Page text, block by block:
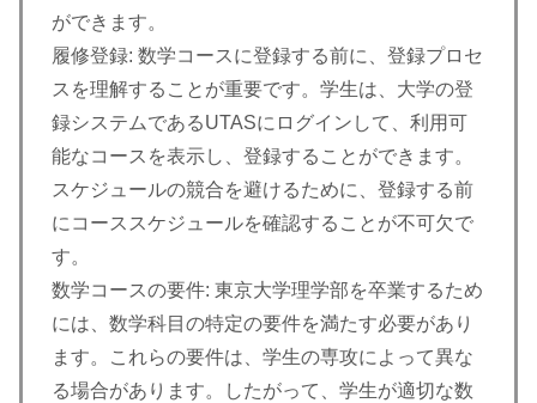
ができます。
履修登録: 数学コースに登録する前に、登録プロセ
スを理解することが重要です。学生は、大学の登
録システムであるUTASにログインして、利用可
能なコースを表示し、登録することができます。
スケジュールの競合を避けるために、登録する前
にコーススケジュールを確認することが不可欠で
す。
数学コースの要件: 東京大学理学部を卒業するため
には、数学科目の特定の要件を満たす必要があり
ます。これらの要件は、学生の専攻によって異な
る場合があります。したがって、学生が適切な数